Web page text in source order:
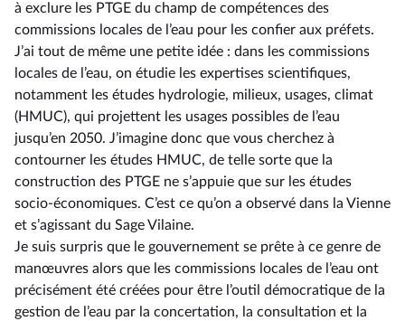
à exclure les PTGE du champ de compétences des
commissions locales de l’eau pour les confier aux préfets.
J’ai tout de même une petite idée : dans les commissions
locales de l’eau, on étudie les expertises scientifiques,
notamment les études hydrologie, milieux, usages, climat
(HMUC), qui projettent les usages possibles de l’eau
jusqu’en 2050. J’imagine donc que vous cherchez à
contourner les études HMUC, de telle sorte que la
construction des PTGE ne s’appuie que sur les études
socio-économiques. C’est ce qu’on a observé dans la Vienne
et s’agissant du Sage Vilaine.
Je suis surpris que le gouvernement se prête à ce genre de
manœuvres alors que les commissions locales de l’eau ont
précisément été créées pour être l’outil démocratique de la
gestion de l’eau par la concertation, la consultation et la